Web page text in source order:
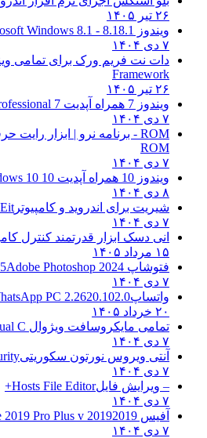
۲۶ تیر ۱۴۰۵
ویندوز 8.1
8.1 - Microsoft Windows 8.1
۷ دی ۱۴۰۴
دات نت فریم ورک برای تمامی
Framework
۲۶ تیر ۱۴۰۵
ویندوز 7 همراه آپدیت 7 SP1
۷ دی ۱۴۰۴
ROM - برنامه نرو | ابزار رایت حرفه ای و
ROM
۷ دی ۱۴۰۴
ویندوز 10 همراه آپدیت 10 22H2
10
۸ دی ۱۴۰۴
شیریت برای اندروید و کامپیوتر
۷ دی ۱۴۰۴
انی دسک ابزار قدرتمند کنترل
۱۵ مرداد ۱۴۰۵
فتوشاپ CC 2025 Adobe Photoshop 2024
۷ دی ۱۴۰۴
واتساپPC 2.2620.102.0
۲۰ خرداد ۱۴۰۵
تمامی مایکروسافت ویژوال C C++
۷ دی ۱۴۰۴
آنتی ویروس نورتون سکوریتی
۷ دی ۱۴۰۴
– ویرایش فایلHosts File Editor+
۷ دی ۱۴۰۴
آفیس 2019 2019 Microsoft Office 2019 Pro Plus v
۷ دی ۱۴۰۴